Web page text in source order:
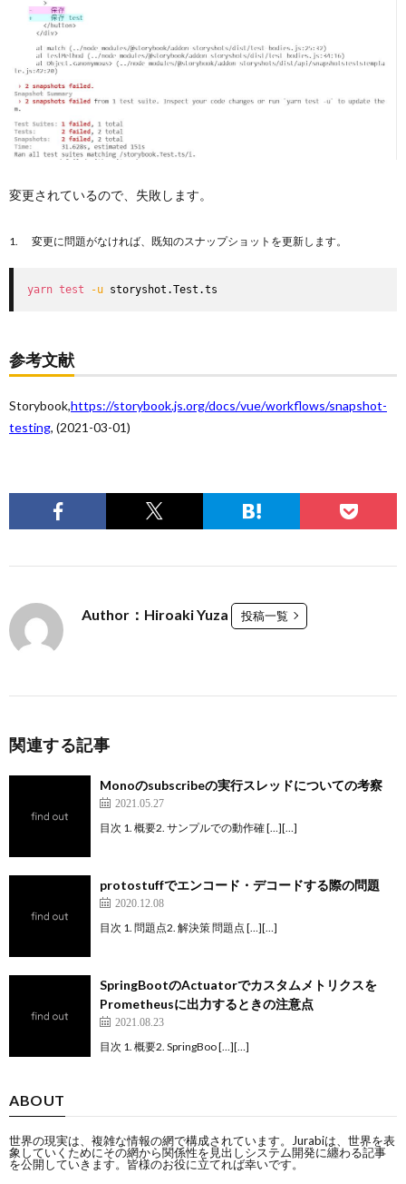
変更されているので、失敗します。
変更に問題がなければ、既知のスナップショットを更新します。
yarn test -u storyshot.Test.ts
参考文献
Storybook,https://storybook.js.org/docs/vue/workflows/snapshot-
testing, (2021-03-01)
Author：Hiroaki Yuza 投稿一覧
関連する記事
Monoのsubscribeの実行スレッドについての考察
2021.05.27
目次 1. 概要2. サンプルでの動作確 […][…]
protostuffでエンコード・デコードする際の問題
2020.12.08
目次 1. 問題点2. 解決策 問題点 […][…]
SpringBootのActuatorでカスタムメトリクスを
Prometheusに出力するときの注意点
2021.08.23
目次 1. 概要2. SpringBoo […][…]
ABOUT
世界の現実は、複雑な情報の網で構成されています。Jurabiは、世界を表
象していくためにその網から関係性を見出しシステム開発に纏わる記事
を公開していきます。皆様のお役に立てれば幸いです。